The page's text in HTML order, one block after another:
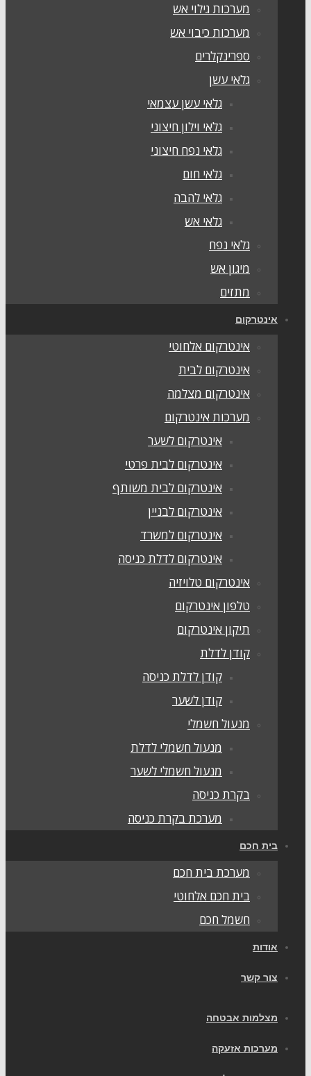
מערכות גילוי אש
מערכות כיבוי אש
ספרינקלרים
גלאי עשן
גלאי עשן עצמאי
גלאי וילון חיצוני
גלאי נפח חיצוני
גלאי חום
גלאי להבה
גלאי אש
גלאי נפח
מיגון אש
אינטרקום אלחוטי
אינטרקום לבית
אינטרקום מצלמה
מערכות אינטרקום
אינטרקום לשער
אינטרקום לבית פרטי
אינטרקום לבית משותף
אינטרקום לבניין
אינטרקום למשרד
אינטרקום לדלת כניסה
אינטרקום טלויזיה
טלפון אינטרקום
תיקון אינטרקום
קודן לדלת
קודן לדלת כניסה
קודן לשער
מנעול חשמלי
מנעול חשמלי לדלת
מנעול חשמלי לשער
בקרת כניסה
מערכת בקרת כניסה
חכם
מערכת בית חכם
בית חכם אלחוטי
חשמל חכם
קשר
אבטחה
אזעקה